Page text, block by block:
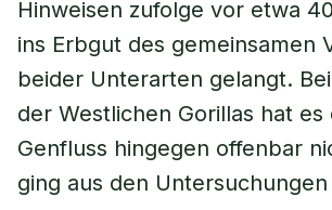
Hinweisen zufolge vor etwa
ins Erbgut des gemeinsamen
beider Unterarten gelangt.
der Westlichen Gorillas hat es
Genfluss hingegen offenbar
ging aus den